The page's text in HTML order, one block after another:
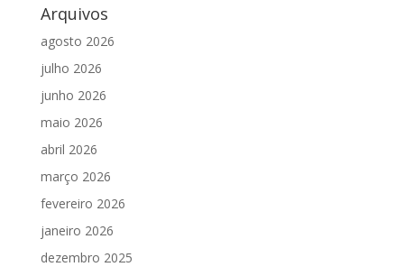
Arquivos
agosto 2026
julho 2026
junho 2026
maio 2026
abril 2026
março 2026
fevereiro 2026
janeiro 2026
dezembro 2025